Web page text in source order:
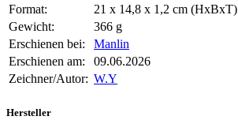
Format:
21 x 14,8 x 1,2 cm (HxBxT)
Gewicht:
366 g
Erschienen bei:
Manlin
Erschienen am:
09.06.2026
Zeichner/Autor: W.Y
Hersteller